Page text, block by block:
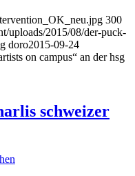
300
uploads/2015/08/der-puck-
doro2015-09-24
on campus“ an der hsg
schweizer